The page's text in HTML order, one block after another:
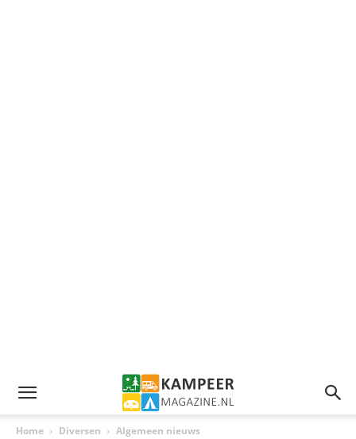
Home Diversen Algemeen nieuws